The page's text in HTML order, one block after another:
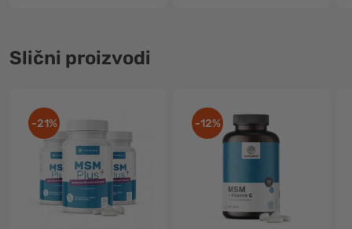
Slični proizvodi
-21% -12%